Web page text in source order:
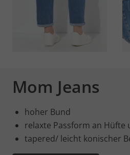
Mom Jeans
hoher Bund
relaxte Passform an Hüfte
tapered/ leicht konischer